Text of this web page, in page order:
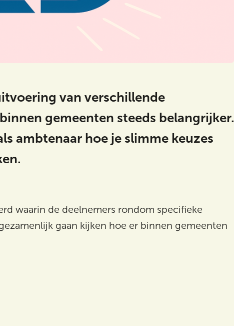
van verschillende
gemeenten steeds belangrijker.
ambtenaar hoe je slimme keuzes
waarin de deelnemers rondom specifieke
gaan kijken hoe er binnen gemeenten